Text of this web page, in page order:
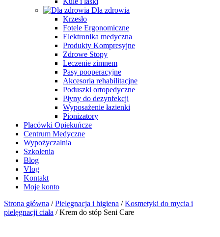
Dla zdrowia
Krzesło
Fotele Ergonomiczne
Elektronika medyczna
Produkty Kompresyjne
Zdrowe Stopy
Leczenie zimnem
Pasy pooperacyjne
Akcesoria rehabilitacjne
Poduszki ortopedyczne
Płyny do dezynfekcji
Wyposażenie łazienki
Pionizatory
Placówki Opiekuńcze
Centrum Medyczne
Wypożyczalnia
Szkolenia
Blog
Vlog
Kontakt
Moje konto
Strona główna /Pielęgnacja i higiena /Kosmetyki do mycia i
pielęgnacji ciała / Krem do stóp Seni Care